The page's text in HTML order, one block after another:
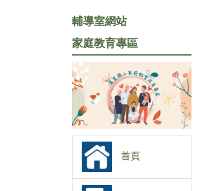
輔導室網站
家庭教育專區
首頁